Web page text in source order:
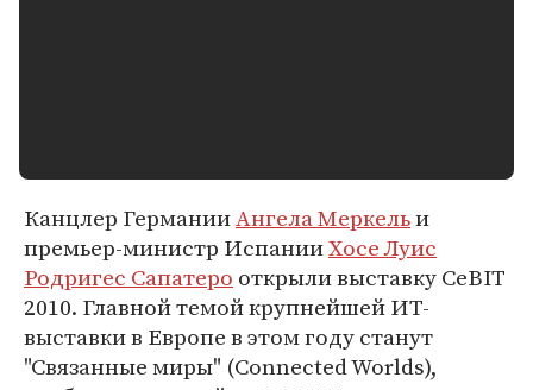
Канцлер ГерманииАнгела Меркельи
премьер-министр ИспанииХосе Луис
Родригес Сапатеро открыли выставку CeBIT
2010. Главной темой крупнейшей ИТ-
выставки в Европе в этом году станут
"Связанные миры" (Connected Worlds),